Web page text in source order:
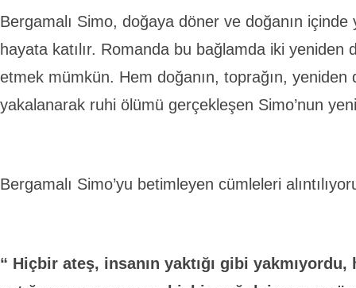
Bergamalı Simo, doğaya döner ve doğanın içinde
hayata katılır. Romanda bu bağlamda iki yeniden
etmek mümkün. Hem doğanın, toprağın, yeniden
yakalanarak ruhi ölümü gerçekleşen Simo’nun
Bergamalı Simo’yu betimleyen cümleleri
“ Hiçbir ateş, insanın yaktığı gibi